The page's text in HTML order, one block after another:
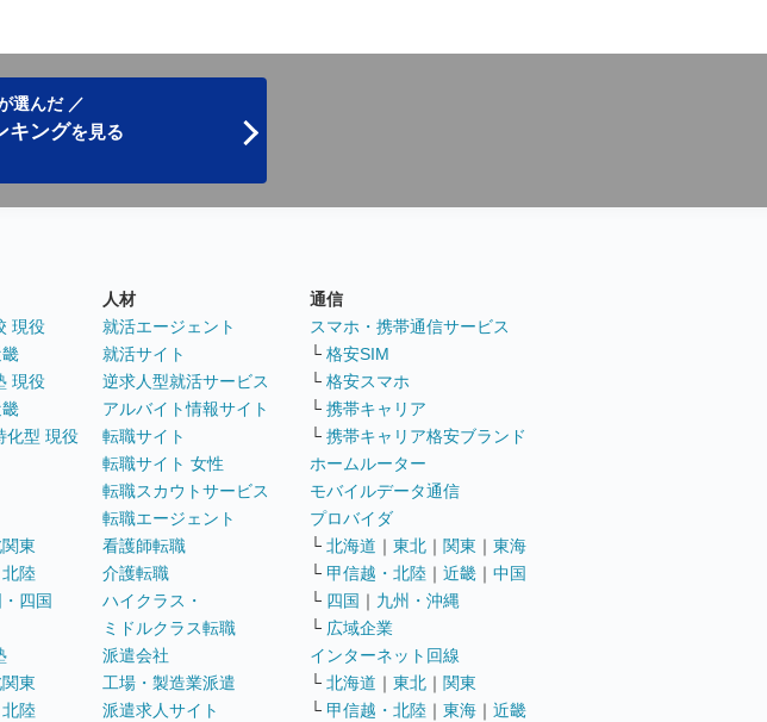
選んだ ／
キングを見る
現役
現役
化型 現役
東
陸
四国
東
陸
人材
就活エージェント
就活サイト
逆求人型就活サービス
アルバイト情報サイト
転職サイト
転職サイト 女性
転職スカウトサービス
転職エージェント
看護師転職
介護転職
ハイクラス・
ミドルクラス転職
派遣会社
工場・製造業派遣
派遣求人サイト
通信
スマホ・携帯通信サービス
└ 格安SIM
└ 格安スマホ
└ 携帯キャリア
└ 携帯キャリア格安ブランド
ホームルーター
モバイルデータ通信
プロバイダ
└ 北海道 ｜ 東北 ｜ 関東 ｜ 東海
└ 甲信越・北陸 ｜ 近畿 ｜ 中国
└ 四国 ｜ 九州・沖縄
└ 広域企業
インターネット回線
└ 北海道 ｜ 東北 ｜ 関東
└ 甲信越・北陸 ｜ 東海 ｜ 近畿